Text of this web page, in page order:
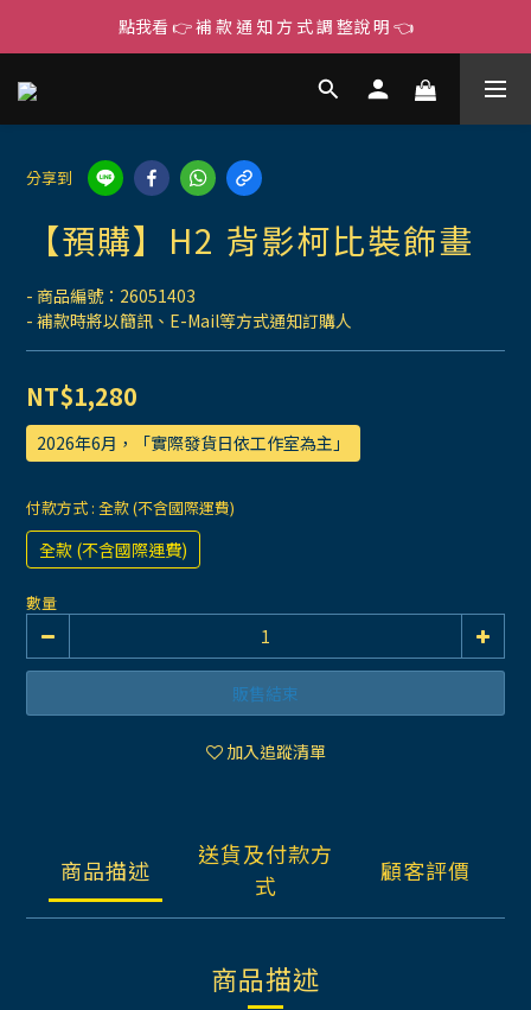
點我看 👉 補 款 通 知 方 式 調 整說 明 👈
分享到
【預購】H2 背影柯比裝飾畫
- 商品編號：26051403
- 補款時將以簡訊、E-Mail等方式通知訂購人
NT$1,280
2026年6月，「實際發貨日依工作室為主」
付款方式 : 全款 (不含國際運費)
全款 (不含國際運費)
數量
販售結束
加入追蹤清單
商品描述
送貨及付款方
式
顧客評價
商品描述